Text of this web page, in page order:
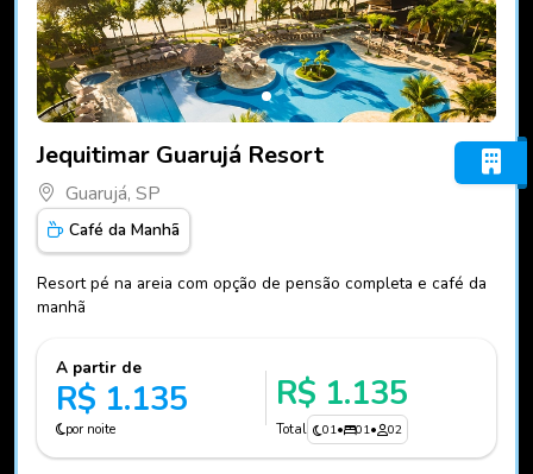
Jequitimar Guarujá Resort
Guarujá, SP
Café da Manhã
Resort pé na areia com opção de pensão completa e café da
manhã
A partir de
R$ 1.135
por noite
R$ 1.135
Total 01• 01• 02